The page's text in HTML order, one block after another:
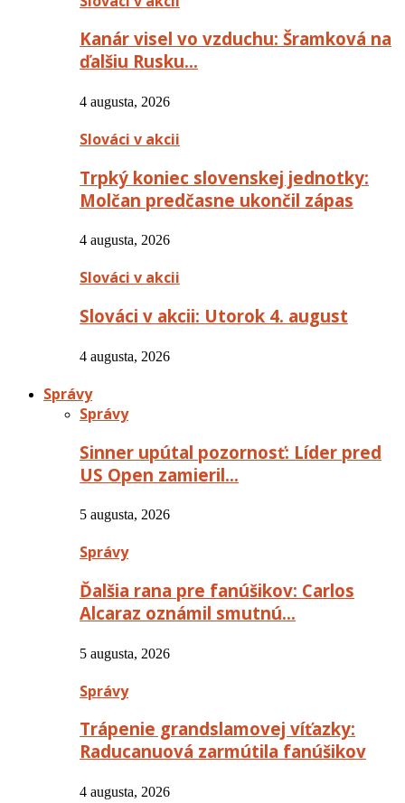
Kanár visel vo vzduchu: Šramková na
ďalšiu Rusku…
4 augusta, 2026
Slováci v akcii
Trpký koniec slovenskej jednotky:
Molčan predčasne ukončil zápas
4 augusta, 2026
Slováci v akcii
Slováci v akcii: Utorok 4. august
4 augusta, 2026
Správy
Správy
Sinner upútal pozornosť: Líder pred
US Open zamieril…
5 augusta, 2026
Správy
Ďalšia rana pre fanúšikov: Carlos
Alcaraz oznámil smutnú…
5 augusta, 2026
Správy
Trápenie grandslamovej víťazky:
Raducanuová zarmútila fanúšikov
4 augusta, 2026